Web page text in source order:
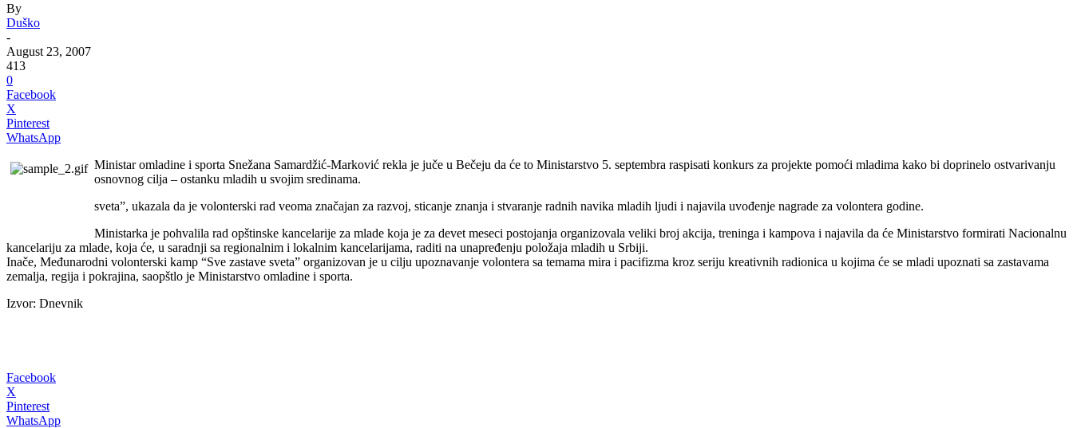
By
Duško
-
August 23, 2007
413
0
Facebook
X
Pinterest
WhatsApp
Ministar omladine i sporta Snežana Samardžić-Marković rekla je juče u Bečeju da će to Ministarstvo 5. septembra raspisati konkurs za projekte pomoći mladima kako bi doprinelo ostvarivanju
osnovnog cilja – ostanku mladih u svojim sredinama.
sveta”, ukazala da je volonterski rad veoma značajan za razvoj, sticanje znanja i stvaranje radnih navika mladih ljudi i najavila uvođenje nagrade za volontera godine.
Ministarka je pohvalila rad opštinske kancelarije za mlade koja je za devet meseci postojanja organizovala veliki broj akcija, treninga i kampova i najavila da će Ministarstvo formirati Nacionalnu
kancelariju za mlade, koja će, u saradnji sa regionalnim i lokalnim kancelarijama, raditi na unapređenju položaja mladih u Srbiji.
Inače, Međunarodni volonterski kamp “Sve zastave sveta” organizovan je u cilju upoznavanje volontera sa temama mira i pacifizma kroz seriju kreativnih radionica u kojima će se mladi upoznati sa zastavama
zemalja, regija i pokrajina, saopštlo je Ministarstvo omladine i sporta.
Izvor: Dnevnik
Facebook
X
Pinterest
WhatsApp